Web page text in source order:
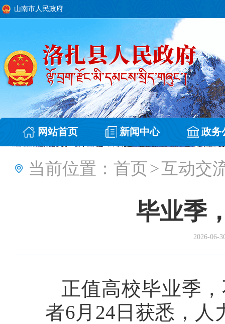
山南市人民政府
网站首页 新闻中心 政务
当前位置： 首页>互动交
毕业季
2026-06-
正值高校毕业季
者6月24日获悉，人